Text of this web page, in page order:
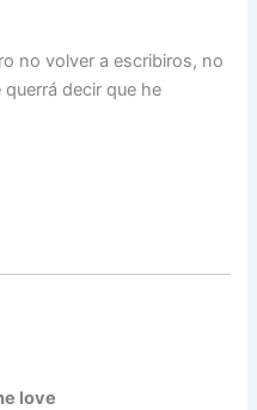
no volver a escribiros, no
decir que he
love